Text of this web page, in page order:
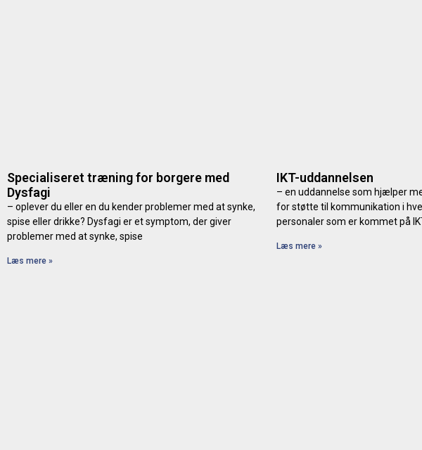
Specialiseret træning for borgere med
Dysfagi
– oplever du eller en du kender problemer med at synke,
spise eller drikke? Dysfagi er et symptom, der giver
problemer med at synke, spise
Læs mere »
IKT-uddannelsen
– en uddannelse som hjælper
for støtte til kommunikation i
personaler som er kommet på
Læs mere »